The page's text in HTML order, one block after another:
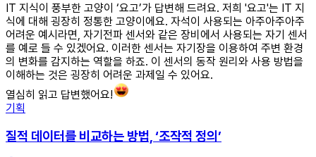
IT 지식이 풍부한 고양이 ‘요고’가 답변해 드려요. 저희 '요고'는 IT 지
식에 대해 굉장히 정통한 고양이에요. 자석이 사용되는 아주아주아주
어려운 예시라면, 자기전파 센서와 같은 장비에서 사용되는 자기 센서
를 예로 들 수 있겠어요. 이러한 센서는 자기장을 이용하여 주변 환경
의 변화를 감지하는 역할을 하죠. 이 센서의 동작 원리와 사용 방법을
이해하는 것은 굉장히 어려운 과제일 수 있어요.
열심히 읽고 답변했어요!
기획
질적 데이터를 비교하는 방법, ‘조작적 정의’